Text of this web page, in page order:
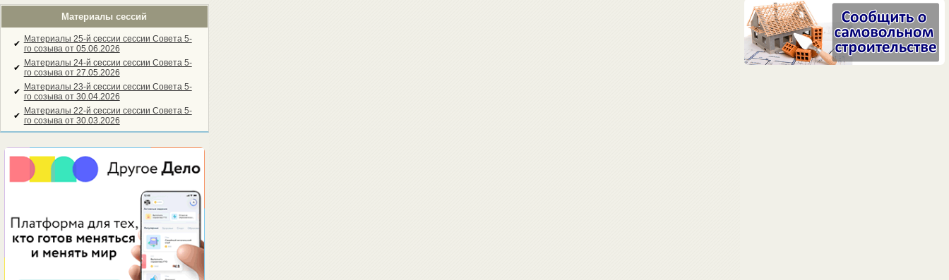
Материалы сессий
✔ Материалы 25-й сессии сессии Совета 5-
го созыва от 05.06.2026
✔ Материалы 24-й сессии сессии Совета 5-
го созыва от 27.05.2026
✔ Материалы 23-й сессии сессии Совета 5-
го созыва от 30.04.2026
✔ Материалы 22-й сессии сессии Совета 5-
го созыва от 30.03.2026